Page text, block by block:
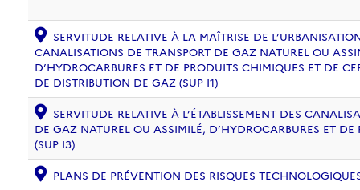
SERVITUDE RELATIVE À LA MAÎTRISE DE
CANALISATIONS DE TRANSPORT DE GAZ NATUREL OU
D’HYDROCARBURES ET DE PRODUITS CHIMIQUES ET DE
DE DISTRIBUTION DE GAZ (SUP I1)
SERVITUDE RELATIVE À L’ÉTABLISSEMENT DES
DE GAZ NATUREL OU ASSIMILÉ, D’HYDROCARBURES ET
(SUP I3)
PLANS DE PRÉVENTION DES RISQUES